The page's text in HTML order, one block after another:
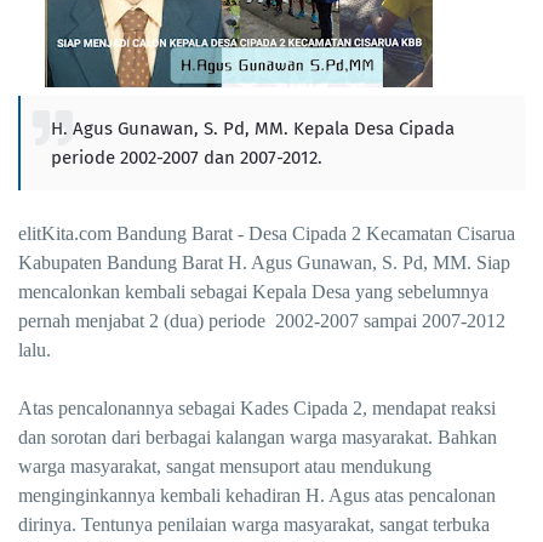
H. Agus Gunawan, S. Pd, MM. Kepala Desa Cipada
periode 2002-2007 dan 2007-2012.
elitKita.com Bandung Barat - Desa Cipada 2 Kecamatan Cisarua
Kabupaten Bandung Barat H. Agus Gunawan, S. Pd, MM. Siap
mencalonkan kembali sebagai Kepala Desa yang sebelumnya
pernah menjabat 2 (dua) periode 2002-2007 sampai 2007-2012
lalu.
Atas pencalonannya sebagai Kades Cipada 2, mendapat reaksi
dan sorotan dari berbagai kalangan warga masyarakat. Bahkan
warga masyarakat, sangat mensuport atau mendukung
menginginkannya kembali kehadiran H. Agus atas pencalonan
dirinya. Tentunya penilaian warga masyarakat, sangat terbuka